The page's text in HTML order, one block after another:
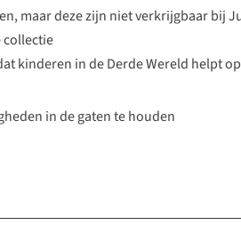
maar deze zijn niet verkrijgbaar bij
collectie
kinderen in de Derde Wereld helpt
in de gaten te houden